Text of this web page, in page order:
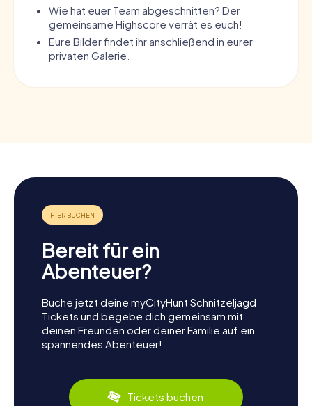
Wie hat euer Team abgeschnitten? Der
gemeinsame Highscore verrät es euch!
Eure Bilder findet ihr anschließend in eurer
privaten Galerie.
Bereit für ein
Abenteuer?
Buche jetzt deine myCityHunt Schnitzeljagd
Tickets und begebe dich gemeinsam mit
deinen Freunden oder deiner Familie auf ein
spannendes Abenteuer!
Tickets buchen